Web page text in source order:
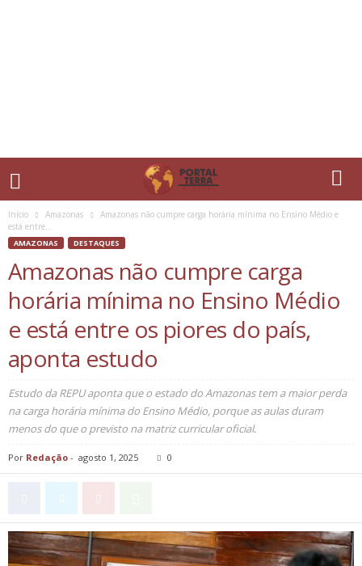
Início Amazonas
Amazonas não cumpre carga horária mínima no Ensino Médio e
está entre...
AMAZONAS DESTAQUES
Amazonas não cumpre carga
horária mínima no Ensino Médio
e está entre os piores do país,
aponta estudo
Estudo da REPU aponta que o estado do Amazonas tem a maior perda
na carga horária mínima do Ensino Médio, porque as aulas duram
menos do que o previsto na matriz curricular oficial.
Por Redação - agosto 1, 2025 0